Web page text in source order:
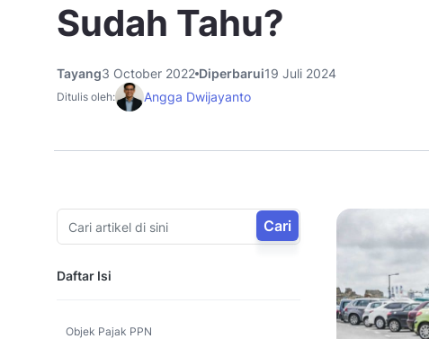
Sudah Tahu?
Tayang3 October 2022 Diperbarui19 Juli 2024
Ditulis oleh: Angga Dwijayanto
Cari
Daftar Isi
Objek Pajak PPN